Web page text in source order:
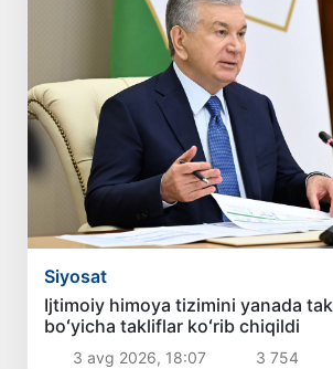
Siyosat
Ijtimoiy himoya tizimini yanada
boʻyicha takliflar koʻrib chiqildi
3 avg 2026, 18:07 3 754